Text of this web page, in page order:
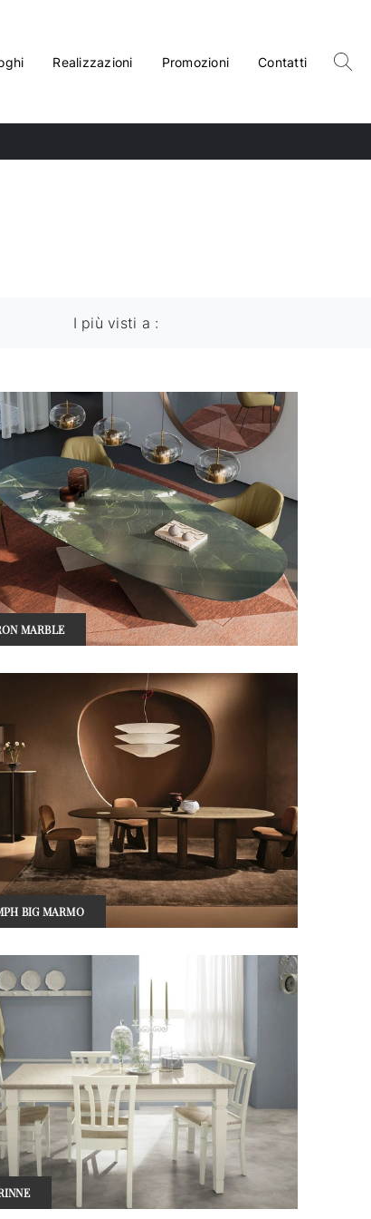
Realizzazioni Promozioni Contatti
I più visti a :
MARBLE
BIG MARMO